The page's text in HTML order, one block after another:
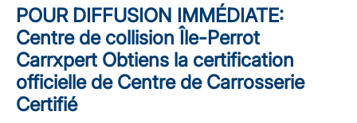
POUR DIFFUSION IMMÉDIATE:
Centre de collision Île-Perrot
Carrxpert Obtiens la certification
officielle de Centre de Carrosserie
Certifié